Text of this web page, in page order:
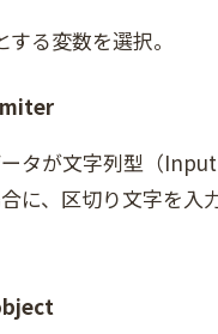
する変数を選択。
タが文字列型（
に、区切り文字を入力